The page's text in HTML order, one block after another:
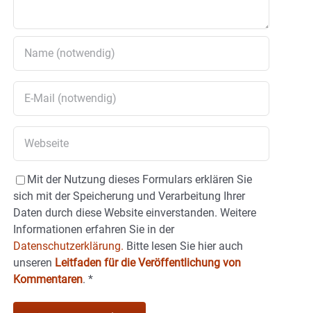
Mit der Nutzung dieses Formulars erklären Sie
sich mit der Speicherung und Verarbeitung Ihrer
Daten durch diese Website einverstanden. Weitere
Informationen erfahren Sie in der
Datenschutzerklärung. Bitte lesen Sie hier auch
unseren Leitfaden für die Veröffentlichung von
Kommentaren. *